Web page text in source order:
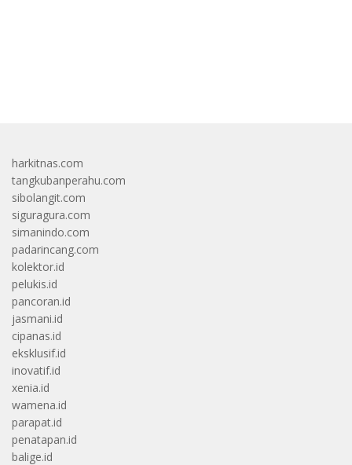
harkitnas.com
tangkubanperahu.com
sibolangit.com
siguragura.com
simanindo.com
padarincang.com
kolektor.id
pelukis.id
pancoran.id
jasmani.id
cipanas.id
eksklusif.id
inovatif.id
xenia.id
wamena.id
parapat.id
penatapan.id
balige.id